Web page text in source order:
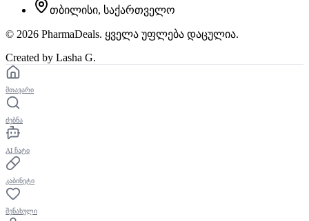
თბილისი, საქართველო
© 2026 PharmaDeals. ყველა უფლება დაცულია.
Created by Lasha G.
მთავარი
ძებნა
AI ჩატი
კაბინეტი
შენახული